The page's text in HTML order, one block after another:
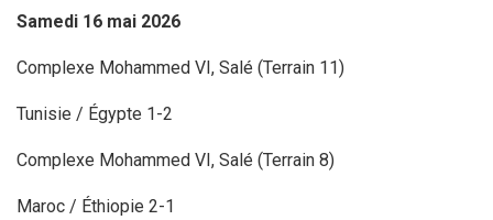
Samedi 16 mai 2026
Complexe Mohammed VI, Salé (Terrain 11)
Tunisie / Égypte 1-2
Complexe Mohammed VI, Salé (Terrain 8)
Maroc / Éthiopie 2-1